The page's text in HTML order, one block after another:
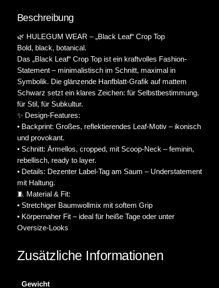
o
p
M
e
n
g
e
Beschreibung
🌿 HULEGUM WEAR – „Black Leaf“ Crop Top
Bold, black, botanical.
Das „Black Leaf“ Crop Top ist ein kraftvolles Fashion-
Statement – minimalistisch im Schnitt, maximal in
Symbolik. Die glänzende Hanfblatt-Grafik auf mattem
Schwarz setzt ein klares Zeichen: für Selbstbestimmung,
für Stil, für Subkultur.
✨ Design-Features:
• Backprint: Großes, reflektierendes Leaf-Motiv – ikonisch
und provokant.
• Schnitt: Ärmellos, cropped, mit Scoop-Neck – feminin,
rebellisch, ready to layer.
• Details: Dezenter Label-Tag am Saum – Understatement
mit Haltung.
🧵 Material & Fit:
• Stretchiger Baumwollmix mit softem Grip
• Körpernaher Fit – ideal für heiße Tage oder unter
Oversize-Looks
Zusätzliche Informationen
Gewicht